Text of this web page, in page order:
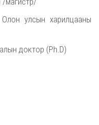
улсын харилцааны
доктор (Ph.D)